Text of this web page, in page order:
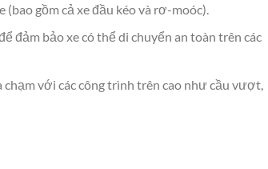
gồm cả xe đầu kéo và rơ-moóc).
đảm bảo xe có thể di chuyển an toàn trên các
với các công trình trên cao như cầu vượt,